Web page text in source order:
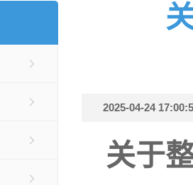
2025-04-24
关于